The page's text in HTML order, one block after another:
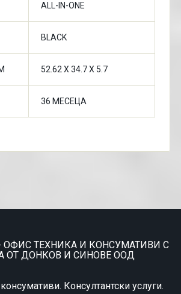
ALL-IN-ONE
BLACK
52.62 X 34.7 X 5.7
36 МЕСЕЦА
- ОФИС ТЕХНИКА И КОНСУМАТИВИ С
ОТ ДОНКОВ И СИНОВЕ ООД
Консултантски услуги.